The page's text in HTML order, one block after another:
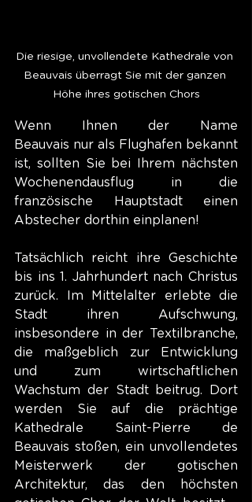
Die riesige, unvollendete Kathedrale von
Beauvais überragt Sie mit der ganzen
Höhe ihres gotischen Chors
Wenn Ihnen der Name
Beauvais nur als Flughafen bekannt
ist, sollten Sie bei Ihrem nächsten
Wochenendausflug in die
französische Hauptstadt einen
Abstecher dorthin einplanen!
Tatsächlich reicht ihre Geschichte
bis ins 1. Jahrhundert nach Christus
zurück. Im Mittelalter erlebte die
Stadt ihren Aufschwung,
insbesondere in der Textilbranche,
die maßgeblich zur Entwicklung
und zum wirtschaftlichen
Wachstum der Stadt beitrug. Dort
werden Sie auf die prächtige
Kathedrale Saint-Pierre de
Beauvais stoßen, ein unvollendetes
Meisterwerk der gotischen
Architektur, das den höchsten